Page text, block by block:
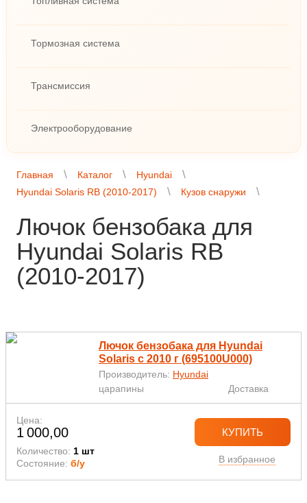
Тормозная система
Трансмиссия
Электрооборудование
Главная Каталог
Hyundai
Hyundai Solaris RB (2010-2017)
Кузов снаружи
Лючок бензобака для
Hyundai Solaris RB
(2010-2017)
Лючок бензобака для Hyundai
Solaris с 2010 г (695100U000)
Производитель: Hyundai
царапины
Доставка
Цена:
1 000,00
Количество: 1 шт
Состояние: б/у
КУПИТЬ
В избранное